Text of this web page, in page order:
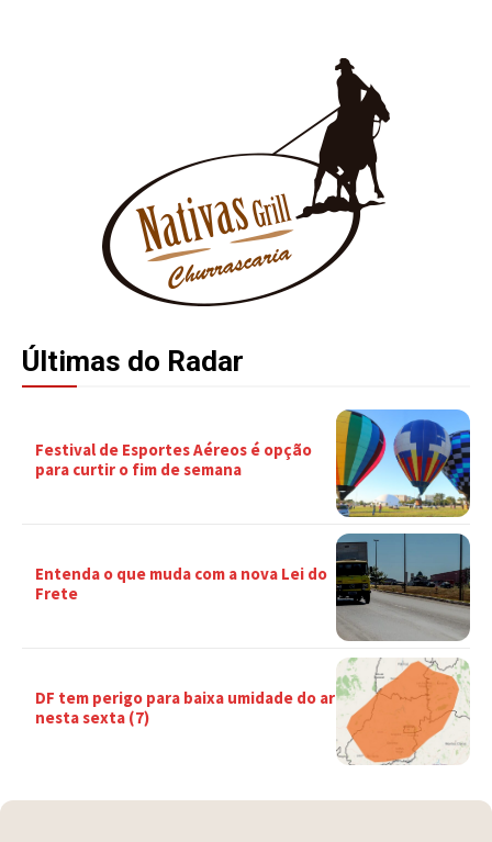
Últimas do Radar
Festival de Esportes Aéreos é opção
para curtir o fim de semana
Entenda o que muda com a nova Lei do
Frete
DF tem perigo para baixa umidade do ar
nesta sexta (7)